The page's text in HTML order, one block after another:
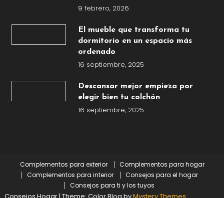
9 febrero, 2026
El mueble que transforma tu
dormitorio en un espacio más
ordenado
16 septiembre, 2025
Descansar mejor empieza por
elegir bien tu colchón
16 septiembre, 2025
Complementos para exterior
Complementos para hogar
Complementos para interior
Consejos para el hogar
Consejos para ti y los tuyos